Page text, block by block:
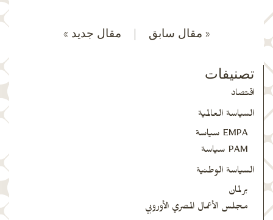
« مقال سابق | مقال جديد »
تصنيفات
اقتصاد
السياسة العالمية
EMPA سياسة
PAM سياسة
السياسة الوطنية
برلمان
مجلس الأعمال المصري الأوروبي